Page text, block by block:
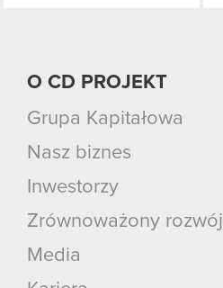
O CD PROJEKT
Grupa Kapitałowa
Nasz biznes
Inwestorzy
Zrównoważony rozwój
Media